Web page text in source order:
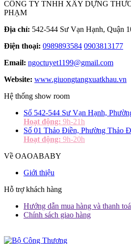
CÔNG TY TNHH XÂY DỰNG
PHẠM
Địa chỉ: 542-544 Sư Vạn Hạnh, Quận
Điện thoại: 0989893584 0903813177
Email: ngoctuyet1199@gmail.com
Website: www.giuongtangxuatkhau.vn
Hệ thống show room
Số 542-544 Sư Vạn Hạnh,
Hoạt động: 9h-21h
Số 01 Thảo Điền, Phường Thảo
Hoạt động: 9h-20h
Về OAOABABY
Giới thiệu
Hỗ trợ khách hàng
Hướng dẫn mua hàng và thanh
Chính sách giao hàng